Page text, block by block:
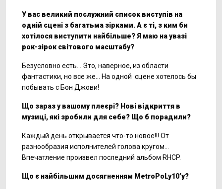
У вас великий послужний список виступів на
одній сцені з багатьма зірками. А є ті, з ким би
хотілося виступити найбільше? Я маю на увазі
рок-зірок світового масштабу?
Безусловно есть… Это, наверное, из области
фантастики, но все же… На одной сцене хотелось бы
побывать с Бон Джови!
Що зараз у вашому плеєрі? Нові відкриття в
музиці, які зробили для себе? Що б порадили?
Каждый день открывается что-то новое!!! От
разнообразия исполнителей голова кругом…
Впечатление произвел последний альбом RHCP.
Що є найбільшим досягненням MetroPoLy10’у?